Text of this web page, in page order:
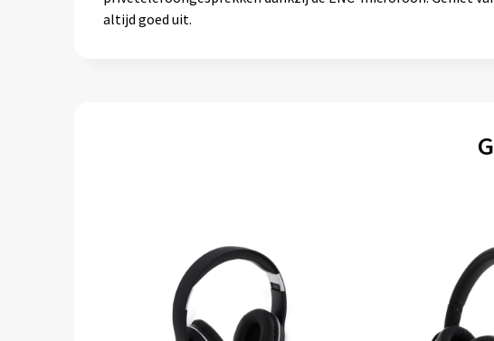
altijd goed uit.